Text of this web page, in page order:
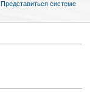
Представиться системе